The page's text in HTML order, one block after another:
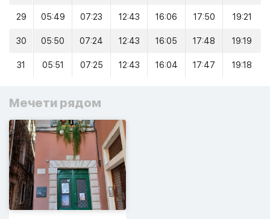
29 05:49 07:23 12:43 16:06 17:50 19:21
30 05:50 07:24 12:43 16:05 17:48 19:19
31 05:51 07:25 12:43 16:04 17:47 19:18
Мечети рядом